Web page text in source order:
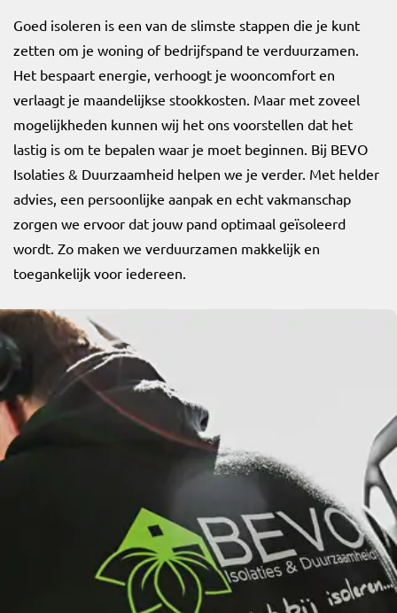
Goed isoleren is een van de slimste stappen die je kunt
zetten om je woning of bedrijfspand te verduurzamen.
Het bespaart energie, verhoogt je wooncomfort en
verlaagt je maandelijkse stookkosten. Maar met zoveel
mogelijkheden kunnen wij het ons voorstellen dat het
lastig is om te bepalen waar je moet beginnen. Bij BEVO
Isolaties & Duurzaamheid helpen we je verder. Met helder
advies, een persoonlijke aanpak en echt vakmanschap
zorgen we ervoor dat jouw pand optimaal geïsoleerd
wordt. Zo maken we verduurzamen makkelijk en
toegankelijk voor iedereen.